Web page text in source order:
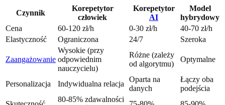
Czynnik
Korepetytor
człowiek
Korepetytor
AI
Model
hybrydowy
Cena
60-120 zł/h 0-30 zł/h
40-70 zł/h
Elastyczność
Ograniczona 24/7 Szeroka
Zaangażowanie
Wysokie (przy
odpowiednim
nauczycielu)
Różne (zależy
od algorytmu)
Optymalne
Personalizacja Indywidualna relacja
Oparta na
danych
Łączy oba
podejścia
80-85% zdawalności